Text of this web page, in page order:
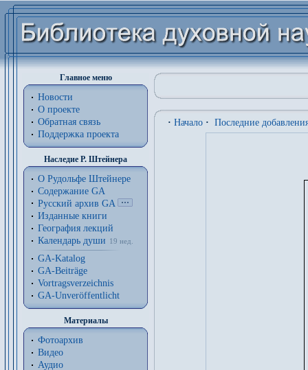
Главное меню
Новости
О проекте
Обратная связь
Поддержка проекта
Наследие Р. Штейнера
О Рудольфе Штейнере
Содержание GA
Русский архив GA
Изданные книги
География лекций
Календарь души
19 нед.
GA-Katalog
GA-Beiträge
Vortragsverzeichnis
GA-Unveröffentlicht
Материалы
Фотоархив
Видео
Аудио
· Начало · Последние